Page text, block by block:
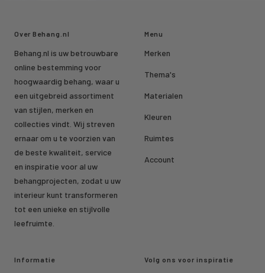
Over Behang.nl
Behang.nl is uw betrouwbare
online bestemming voor
hoogwaardig behang, waar u
een uitgebreid assortiment
van stijlen, merken en
collecties vindt. Wij streven
ernaar om u te voorzien van
de beste kwaliteit, service
en inspiratie voor al uw
behangprojecten, zodat u uw
interieur kunt transformeren
tot een unieke en stijlvolle
leefruimte.
Menu
Merken
Thema's
Materialen
Kleuren
Ruimtes
Account
Informatie Volg ons voor inspiratie